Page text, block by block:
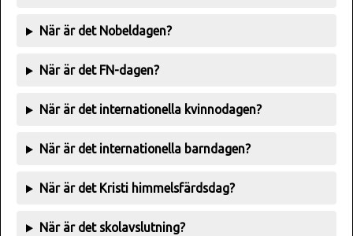
När är det Nobeldagen?
När är det FN-dagen?
När är det internationella kvinnodagen?
När är det internationella barndagen?
När är det Kristi himmelsfärdsdag?
När är det skolavslutning?